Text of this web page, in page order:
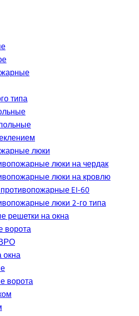
типа
люки
люки на чердак
люки на кровлю
EI-60
люки 2-го типа
решетки на окна
ворота
окна
ворота